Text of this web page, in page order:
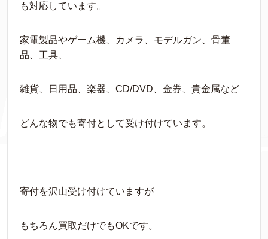
も対応しています。
家電製品やゲーム機、カメラ、モデルガン、骨董
品、工具、
雑貨、日用品、楽器、CD/DVD、金券、貴金属など
どんな物でも寄付として受け付けています。
寄付を沢山受け付けていますが
もちろん買取だけでもOKです。